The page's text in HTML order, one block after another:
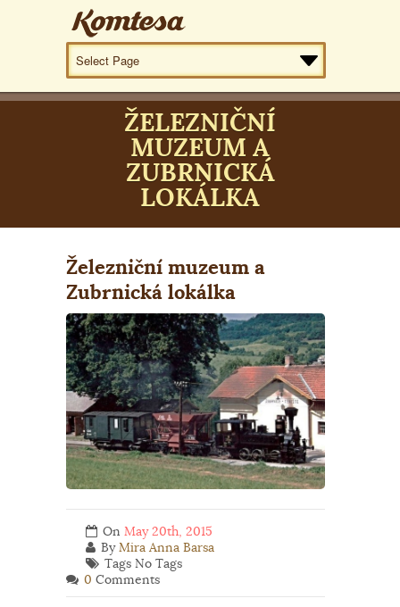
ŽELEZNIČNÍ
MUZEUM A
ZUBRNICKÁ
LOKÁLKA
Železniční muzeum a
Zubrnická lokálka
On May 20th, 2015
ByMira Anna Barsa
Tags No Tags
0 Comments